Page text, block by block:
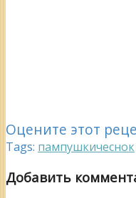
Оцените этот
Tags: пампушкичеснок
Добавить